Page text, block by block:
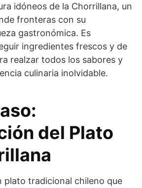
idóneos de la Chorrillana, un
fronteras con su
gastronómica. Es
ingredientes frescos y de
realzar todos los sabores y
culinaria inolvidable.
del Plato
plato tradicional chileno que